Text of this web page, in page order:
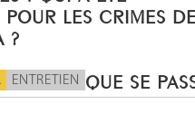
LES CRIMES DE
?
ENTRETIEN QUE SE